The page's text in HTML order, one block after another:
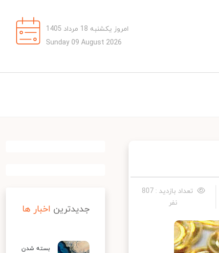
امروز یکشنبه 18 مرداد 1405
Sunday 09 August 2026
تعداد بازدید : 807
نفر
جدیدترین اخبار ها
بسته شدن